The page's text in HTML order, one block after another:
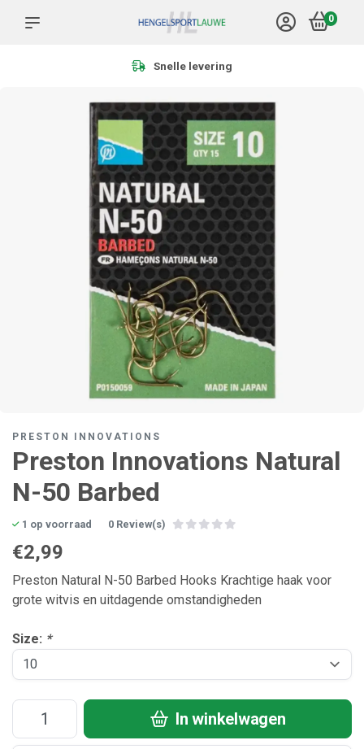
0
Meer dan 1.000 producten
PRESTON INNOVATIONS
Preston Innovations Natural
N-50 Barbed
1 op voorraad 0 Review(s)
€2,99
Preston Natural N-50 Barbed Hooks Krachtige haak voor
grote witvis en uitdagende omstandigheden
Size: *
In winkelwagen